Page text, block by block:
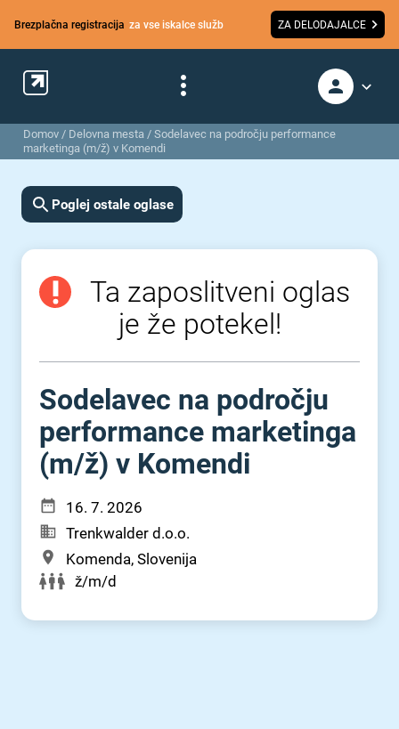
Brezplačna registracija za vse iskalce služb ZA DELODAJALCE
Domov / Delovna mesta / Sodelavec na področju performance
marketinga (m/ž) v Komendi
Poglej ostale oglase
Ta zaposlitveni oglas
je že potekel!
Sodelavec na področju
performance marketinga
(m⁠/⁠ž) v Komendi
16. 7. 2026
Trenkwalder d.o.o.
Komenda, Slovenija
ž/m/d